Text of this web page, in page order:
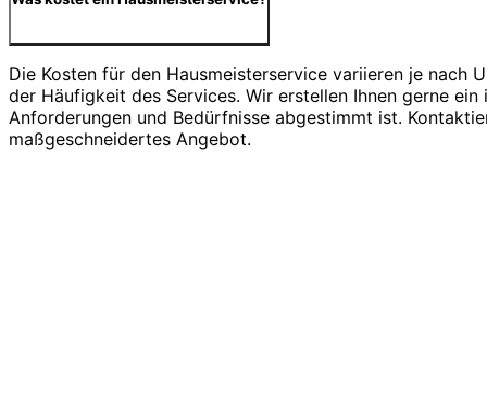
Die Kosten für den Hausmeisterservice variieren je nach
der Häufigkeit des Services. Wir erstellen Ihnen gerne
Anforderungen und Bedürfnisse abgestimmt ist.
maßgeschneidertes Angebot.